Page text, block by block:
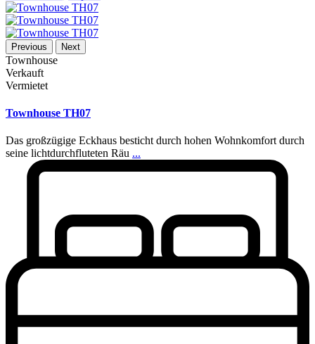
Previous Next
Townhouse
Verkauft
Vermietet
Townhouse TH07
Das großzügige Eckhaus besticht durch hohen Wohnkomfort durch
seine lichtdurchfluteten Räu ...